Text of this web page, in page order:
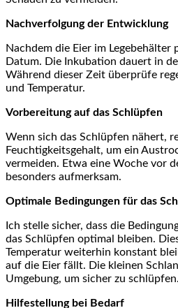
Nachverfolgung der Entwicklung
Nachdem die Eier im Legebehälter
Datum. Die ‍Inkubation dauert in
Während dieser Zeit überprüfe
und Temperatur.
Vorbereitung auf das Schlüpfen
Wenn sich das Schlüpfen nähert,
‍Feuchtigkeitsgehalt, ‌um ein
vermeiden. Etwa eine Woche vor
besonders ‍aufmerksam.
Optimale Bedingungen für das
Ich stelle sicher, dass die
das Schlüpfen optimal bleiben.
Temperatur weiterhin konstant
auf⁣ die Eier ⁢fällt. ⁣Die ‍kleinen
Umgebung, um⁢ sicher zu schlüpfen.
Hilfestellung bei Bedarf